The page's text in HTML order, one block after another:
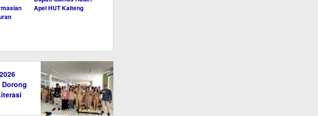
Apel HUT Kalteng